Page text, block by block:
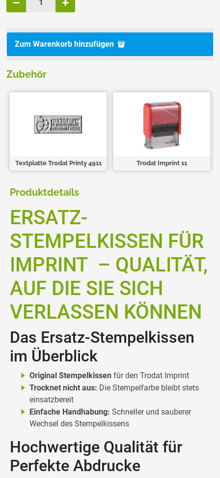
Zum Warenkorb hinzufügen
Zubehör
Textplatte Trodat Printy 4911 Trodat Imprint 11
Produktdetails
ERSATZ-
STEMPELKISSEN FÜR
IMPRINT – QUALITÄT,
AUF DIE SIE SICH
VERLASSEN KÖNNEN
Das Ersatz-Stempelkissen
im Überblick
Original Stempelkissen für den Trodat Imprint
Trocknet nicht aus: Die Stempelfarbe bleibt stets
einsatzbereit
Einfache Handhabung: Schneller und sauberer
Wechsel des Stempelkissens
Hochwertige Qualität für
Perfekte Abdrucke